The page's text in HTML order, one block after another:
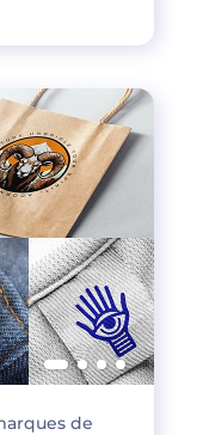
de